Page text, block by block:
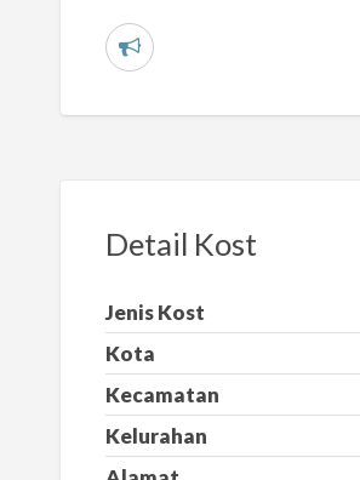
L
a
m
a
s
a
l
Detail Kost
Jenis Kost
Kota
Kecamatan
Kelurahan